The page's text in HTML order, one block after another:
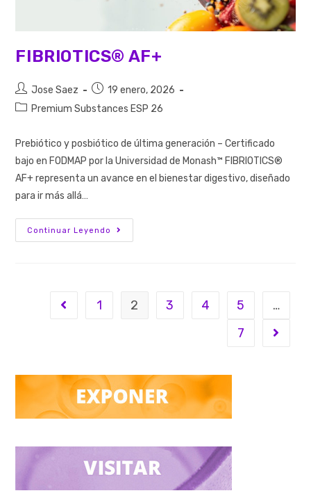
FIBRIOTICS® AF+
Jose Saez
19 enero, 2026
Premium Substances ESP 26
Prebiótico y posbiótico de última generación – Certificado
bajo en FODMAP por la Universidad de Monash™ FIBRIOTICS®
AF+ representa un avance en el bienestar digestivo, diseñado
para ir más allá…
Continuar Leyendo
1 2 3 4 5
…
7